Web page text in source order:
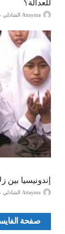
للعدالة؟
Attayma الشاذلي عرايبية
إندونيسيا بين
Attayma الشاذلي عرايبية
صفحة